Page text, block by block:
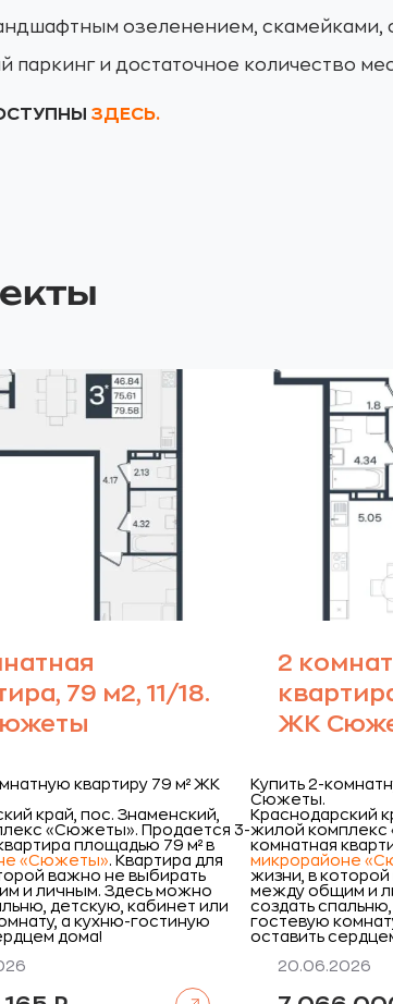
озеленением, скамейками,
и достаточное количество
ЗДЕСЬ.
79 м2, 11/18.
квартиру 79 м² ЖК
край, пос. Знаменский,
«Сюжеты». Продается 3-
площадью 79 м² в
«Сюжеты». Квартира для
важно не выбирать
и личным. Здесь можно
детскую, кабинет или
а кухню-гостиную
дома!
2
ЖК
Купить 2-
Сюжеты.
Краснодарский
жилой
комнатная
микрорайоне
жизни, в
между общим и
создать
гостевую
оставить
20.06.2026